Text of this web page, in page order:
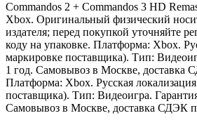
Commandos 2 + Commandos 3 HD
Xbox. Оригинальный физический
издателя; перед покупкой уточняйте
коду на упаковке. Платформа: Xbox.
маркировке поставщика). Тип:
1 год. Самовывоз в Москве, доставка
Платформа: Xbox. Русская
поставщика). Тип: Видеоигра.
Самовывоз в Москве, доставка СДЭК